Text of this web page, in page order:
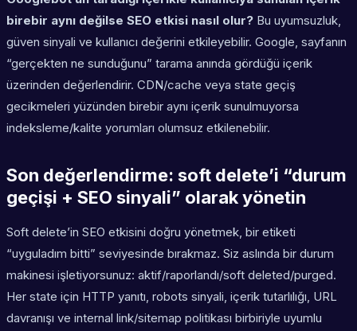
birebir aynı değilse SEO etkisi nasıl olur? Bu uyumsuzluk,
güven sinyali ve kullanıcı değerini etkileyebilir. Google, sayfanın
“gerçekten ne sunduğunu” tarama anında gördüğü içerik
üzerinden değerlendirir. CDN/cache veya state geçiş
gecikmeleri yüzünden birebir aynı içerik sunulmuyorsa
indeksleme/kalite yorumları olumsuz etkilenebilir.
Son değerlendirme: soft delete’i “durum
geçişi + SEO sinyali” olarak yönetin
Soft delete’in SEO etkisini doğru yönetmek, bir etiketi
“uyguladım bitti” seviyesinde bırakmaz. Siz aslında bir durum
makinesi işletiyorsunuz: aktif/raporlandı/soft deleted/purged.
Her state için HTTP yanıtı, robots sinyali, içerik tutarlılığı, URL
davranışı ve internal link/sitemap politikası birbiriyle uyumlu